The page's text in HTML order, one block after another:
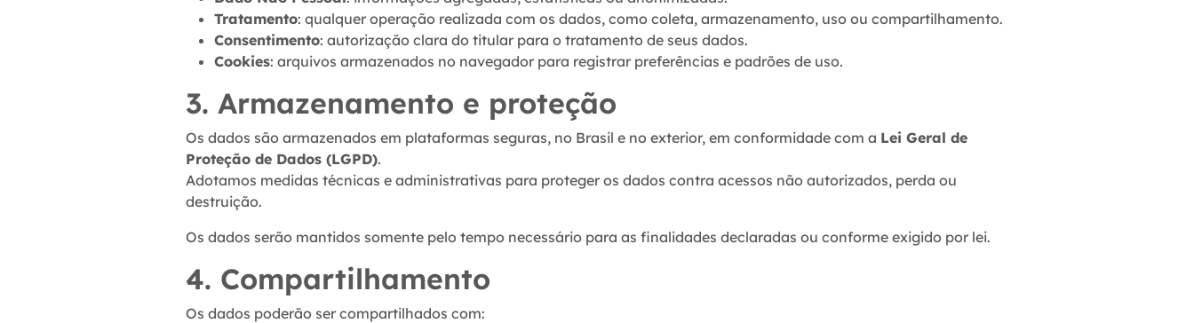
Tratamento: qualquer operação realizada com os dados, como coleta, armazenamento, uso ou compartilhamento.
Consentimento: autorização clara do titular para o tratamento de seus dados.
Cookies: arquivos armazenados no navegador para registrar preferências e padrões de uso.
3. Armazenamento e proteção
Os dados são armazenados em plataformas seguras, no Brasil e no exterior, em conformidade com a Lei Geral de
Proteção de Dados (LGPD).
Adotamos medidas técnicas e administrativas para proteger os dados contra acessos não autorizados, perda ou
destruição.
Os dados serão mantidos somente pelo tempo necessário para as finalidades declaradas ou conforme exigido por lei.
4. Compartilhamento
Os dados poderão ser compartilhados com: